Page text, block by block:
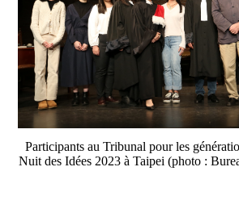
Participants au Tribunal pour les
Nuit des Idées 2023 à Taipei (photo :